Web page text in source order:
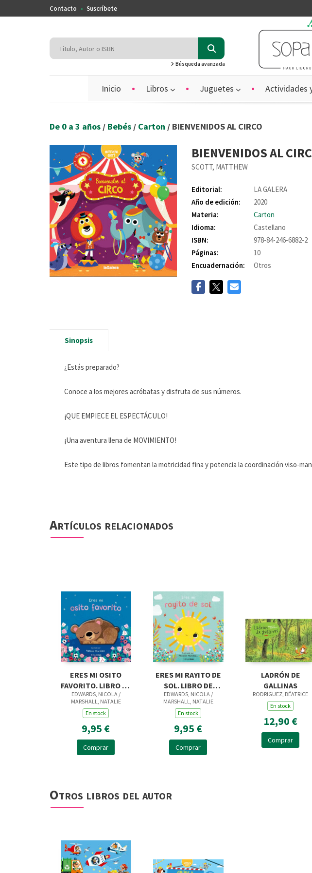
Contacto Suscríbete
Búsqueda avanzada
Inicio Libros Juguetes Actividades
De 0 a 3 años / Bebés / Carton / BIENVENIDOS AL CIRCO
BIENVENIDOS AL
SCOTT, MATTHEW
Editorial:
LA GALERA
Año de edición:
2020
Materia:
Carton
Idioma:
Castellano
ISBN:
978-84-246-6882-2
Páginas:
10
Encuadernación:
Otros
Sinopsis
¿Estás preparado?
Conoce a los mejores acróbatas y disfruta de sus números.
¡QUE EMPIECE EL ESPECTÁCULO!
¡Una aventura llena de MOVIMIENTO!
Este tipo de libros fomentan la motricidad fina y potencia la coordinación viso-
Artículos relacionados
ERES MI OSITO
FAVORITO. LIBRO DE
CARTON CON
TROQUE
EDWARDS, NICOLA /
MARSHALL, NATALIE
En stock
9,95 €
Comprar
ERES MI RAYITO DE
SOL. LIBRO DE
CARTON CON
TROQUEL
EDWARDS, NICOLA /
MARSHALL, NATALIE
En stock
9,95 €
Comprar
LADRÓN DE
GALLINAS
RODRIGUEZ, BÉATRICE
En stock
12,90 €
Comprar
Otros libros del autor